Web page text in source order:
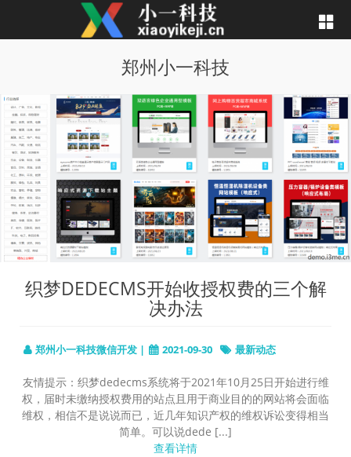
郑州小一科技
织梦DEDECMS开始收授权费的三个解
决办法
郑州小一科技微信开发 | 2021-09-30 最新动态
友情提示：织梦dedecms系统将于2021年10月25日开始进行维
权，届时未缴纳授权费用的站点且用于商业目的的网站将会面临
维权，相信不是说说而已，近几年知识产权的维权诉讼变得相当
简单。可以说dede [...]
查看详情